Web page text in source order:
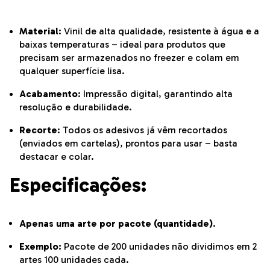
Material: Vinil de alta qualidade, resistente à água e a
baixas temperaturas – ideal para produtos que
precisam ser armazenados no freezer e colam em
qualquer superfície lisa.
Acabamento: Impressão digital, garantindo alta
resolução e durabilidade.
Recorte: Todos os adesivos já vêm recortados
(enviados em cartelas), prontos para usar – basta
destacar e colar.
Especificações:
Apenas uma arte por pacote (quantidade).
Exemplo: Pacote de 200 unidades não dividimos em 2
artes 100 unidades cada.